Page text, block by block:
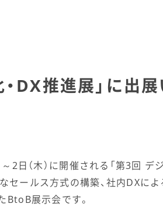
DX推進展」に出
2日（木）に開催される「第3回 デ
セールス方式の構築、社内DXに
BtoB展示会です。